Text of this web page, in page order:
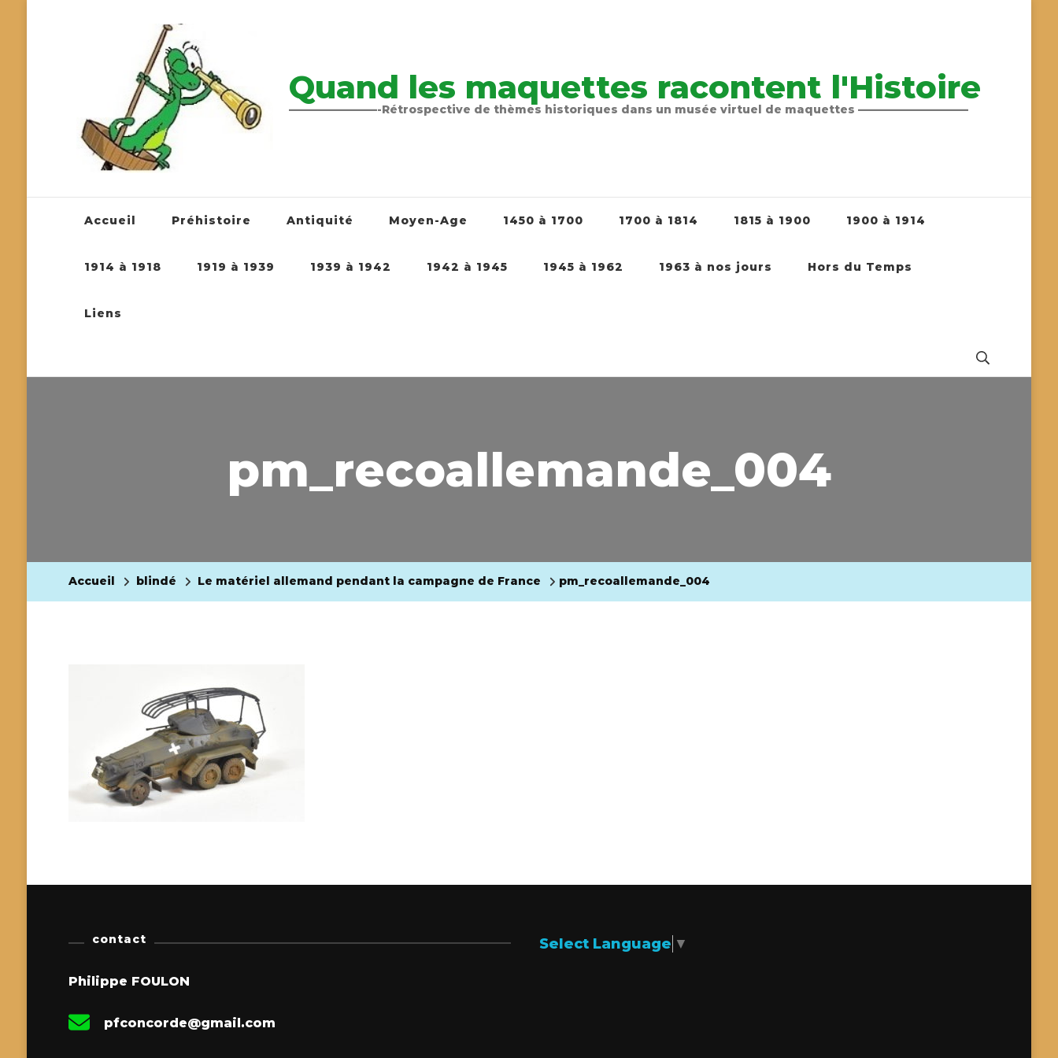
Quand les maquettes racontent l'Histoire
————————-Rétrospective de thèmes historiques dans un musée virtuel de maquettes ——————————
Accueil Préhistoire Antiquité Moyen-Age 1450 à 1700 1700 à 1814 1815 à 1900 1900 à 1914
1914 à 1918 1919 à 1939 1939 à 1942 1942 à 1945 1945 à 1962 1963 à nos jours Hors du Temps
Liens
pm_recoallemande_004
Accueil blindé Le matériel allemand pendant la campagne de France pm_recoallemande_004
contact
Philippe FOULON
pfconcorde@gmail.com
Select Language ▼